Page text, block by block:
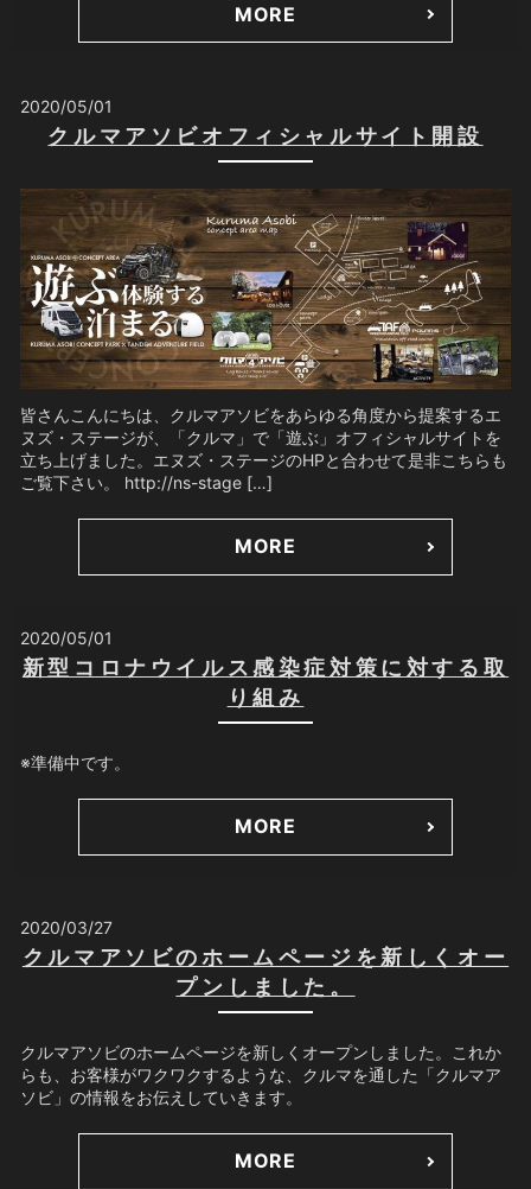
MORE
2020/05/01
クルマアソビオフィシャルサイト開設
皆さんこんにちは、クルマアソビをあらゆる角度から提案するエ
ヌズ・ステージが、「クルマ」で「遊ぶ」オフィシャルサイトを
立ち上げました。エヌズ・ステージのHPと合わせて是非こちらも
ご覧下さい。 http://ns-stage […]
MORE
2020/05/01
新型コロナウイルス感染症対策に対する取
り組み
※準備中です。
MORE
2020/03/27
クルマアソビのホームページを新しくオー
プンしました。
クルマアソビのホームページを新しくオープンしました。これか
らも、お客様がワクワクするような、クルマを通した「クルマア
ソビ」の情報をお伝えしていきます。
MORE